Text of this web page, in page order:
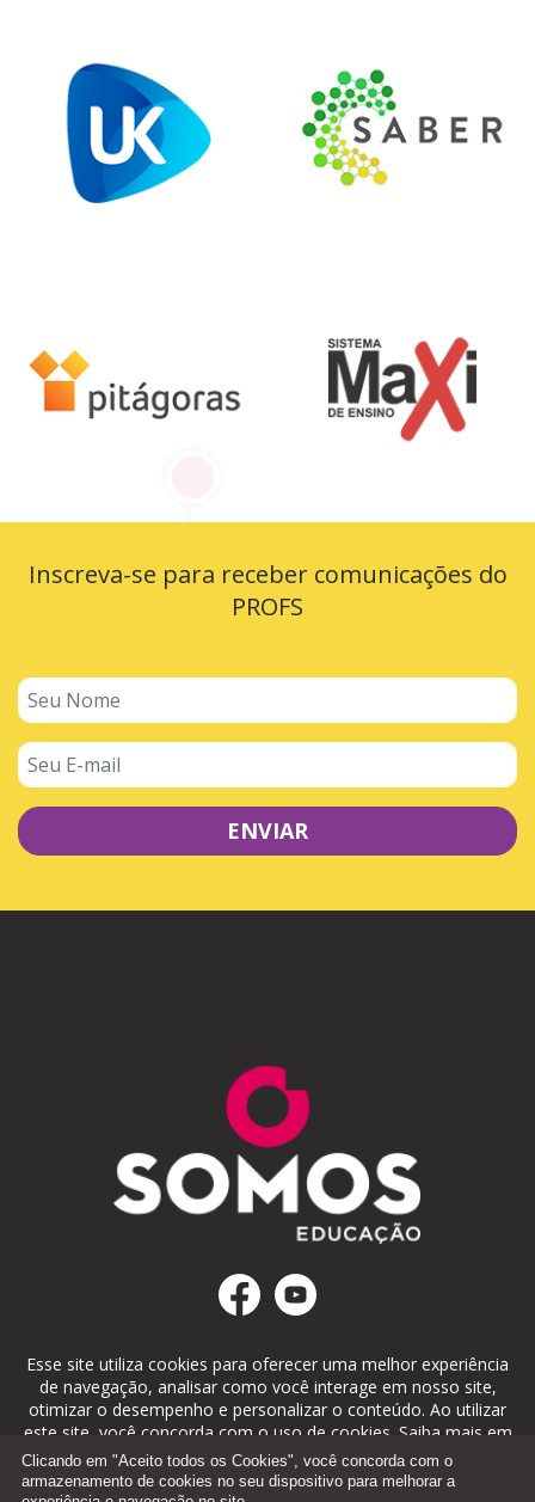
Inscreva-se para receber comunicações do
PROFS
Esse site utiliza cookies para oferecer uma melhor experiência
de navegação, analisar como você interage em nosso site,
otimizar o desempenho e personalizar o conteúdo. Ao utilizar
este site, você concorda com o uso de cookies. Saiba mais em
nosso Portal de Privacidade.
Clicando em "Aceito todos os Cookies", você concorda com o
armazenamento de cookies no seu dispositivo para melhorar a